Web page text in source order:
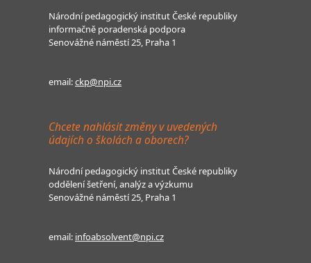
Národní pedagogický institut České republiky
informačně poradenská podpora
Senovážné náměstí 25, Praha 1
email:ckp@npi.cz
Chcete nahlásit změny v uvedených
údajích o školách a oborech?
Národní pedagogický institut České republiky
oddělení šetření, analýz a výzkumu
Senovážné náměstí 25, Praha 1
email: infoabsolvent@npi.cz